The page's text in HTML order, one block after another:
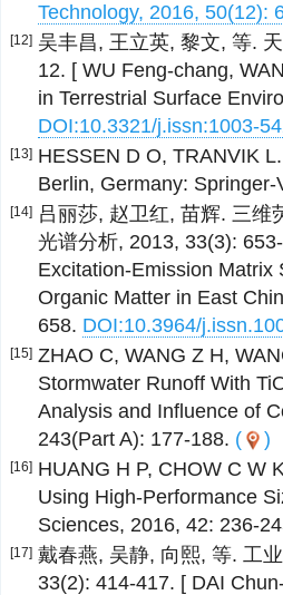
Technology, 2016, 50(12):
[12] 吴丰昌, 王立英, 黎文, 等.
12. [ WU Feng-chang,
in Terrestrial Surface
DOI:10.3321/j.issn:1003-
[13] HESSEN D O, TRANVIK
Berlin, Germany:
[14] 吕丽莎, 赵卫红, 苗辉. 三维
光谱分析, 2013, 33(3):
Excitation-Emission Matrix
Organic Matter in East
658. DOI:10.3964/
[15] ZHAO C, WANG Z H,
Stormwater Runoff With
Analysis and Influence of
243(Part A): 177-188. ( )
[16] HUANG H P, CHOW C W
Using High-Performance
Sciences, 2016, 42: 236-
[17] 戴春燕, 吴静, 向熙, 等. 工
33(2): 414-417. [ DAI